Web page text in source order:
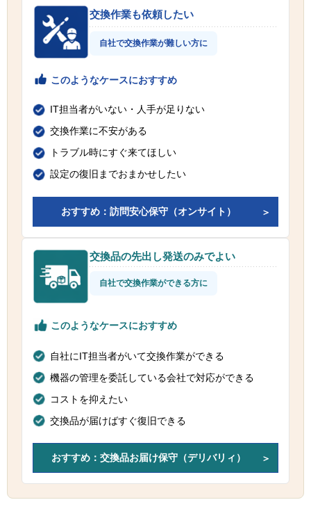
交換作業も依頼したい
自社で交換作業が難しい方に
このようなケースにおすすめ
IT担当者がいない・人手が足りない
交換作業に不安がある
トラブル時にすぐ来てほしい
設定の復旧までおまかせしたい
おすすめ：訪問安心保守（オンサイト）
交換品の先出し発送のみでよい
自社で交換作業ができる方に
このようなケースにおすすめ
自社にIT担当者がいて交換作業ができる
機器の管理を委託している会社で対応ができる
コストを抑えたい
交換品が届けばすぐ復旧できる
おすすめ：交換品お届け保守（デリバリィ）